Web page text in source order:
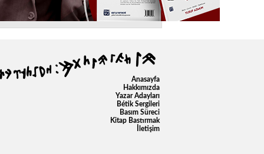
Anasayfa
Hakkımızda
Yazar Adayları
Bétik Sergileri
Basım Süreci
Kitap Bastırmak
İletişim